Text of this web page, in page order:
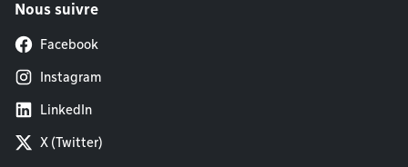
Nous suivre
Facebook
Instagram
LinkedIn
X (Twitter)